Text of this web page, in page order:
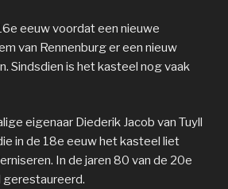
eeuw voordat een nieuwe
van Rennenburg er een nieuw
Sindsdien is het kasteel nog vaak
eigenaar Diederik Jacob van Tuyll
in de 18e eeuw het kasteel liet
In de jaren 80 van de 20e
gerestaureerd.